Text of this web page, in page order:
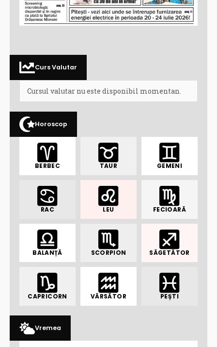
Curs Valutar
Cursul valutar nu este disponibil momentan.
Horoscop
BERBEC TAUR GEMENI
RAC LEU FECIOARĂ
BALANȚĂ SCORPION SĂGETĂTOR
CAPRICORN VĂRSĂTOR PEȘTI
Vremea